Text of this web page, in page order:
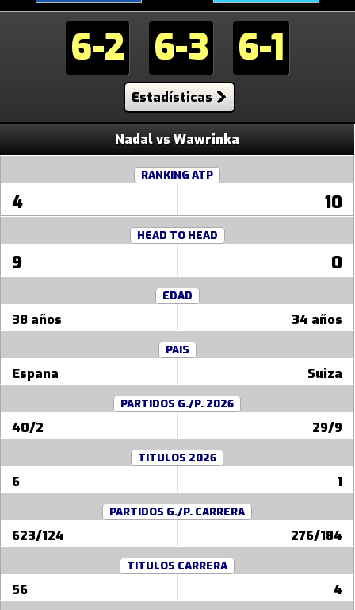
Nadal vs Wawrinka
RANKING ATP
4 10
HEAD TO HEAD
9 0
EDAD
38 años 34 años
PAIS
Espana Suiza
PARTIDOS G./P. 2026
40/2 29/9
TITULOS 2026
6 1
PARTIDOS G./P. CARRERA
623/124 276/184
TITULOS CARRERA
56 4
6-2 6-3 6-1
Estadísticas